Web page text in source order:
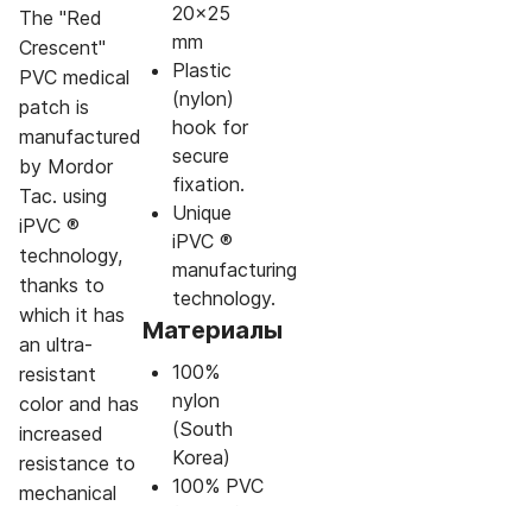
The "Red
Crescent"
PVC medical
patch is
manufactured
by Mordor
Tac. using
iPVC ®
technology,
thanks to
which it has
an ultra-
resistant
color and has
increased
resistance to
mechanical
20x25
mm
Plastic
(nylon)
hook for
secure
fixation.
Unique
iPVC ®
manufacturing
technology.
Материалы
100%
nylon
(South
Korea)
100% PVC